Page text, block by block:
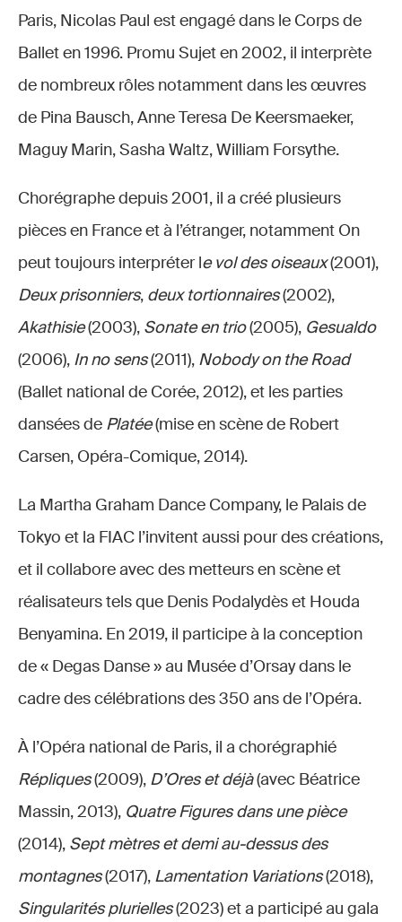
Paris, Nicolas Paul est engagé dans le Corps de
Ballet en 1996. Promu Sujet en 2002, il interprète
de nombreux rôles notamment dans les œuvres
de Pina Bausch, Anne Teresa De Keersmaeker,
Maguy Marin, Sasha Waltz, William Forsythe.
Chorégraphe depuis 2001, il a créé plusieurs
pièces en France et à l’étranger, notamment On
peut toujours interpréter le vol des oiseaux(2001),
Deux prisonniers, deux tortionnaires(2002),
Akathisie(2003), Sonate en trio(2005), Gesualdo
(2006), In no sens(2011), Nobody on the Road
(Ballet national de Corée, 2012), et les parties
dansées de Platée(mise en scène de Robert
Carsen, Opéra-Comique, 2014).
La Martha Graham Dance Company, le Palais de
Tokyo et la FIAC l’invitent aussi pour des créations,
et il collabore avec des metteurs en scène et
réalisateurs tels que Denis Podalydès et Houda
Benyamina. En 2019, il participe à la conception
de « Degas Danse » au Musée d’Orsay dans le
cadre des célébrations des 350 ans de l’Opéra.
À l’Opéra national de Paris, il a chorégraphié
Répliques(2009), D’Ores et déjà(avec Béatrice
Massin, 2013), Quatre Figures dans une pièce
(2014), Sept mètres et demi au-dessus des
montagnes(2017), Lamentation Variations(2018),
Singularités plurielles(2023) et a participé au gala